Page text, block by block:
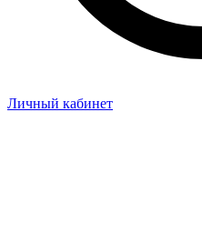
Личный кабинет